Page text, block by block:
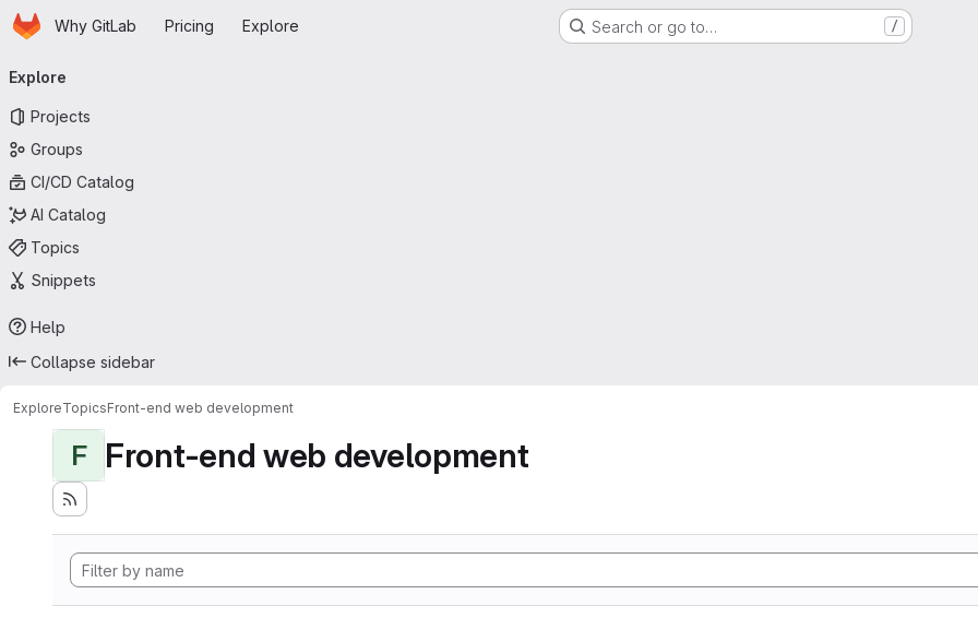
Skip to main content
HomepageWhy GitLab Pricing Explore Search or go to… /
navigation
Explore
Projects
Groups
CI/CD Catalog
AI Catalog
Topics
Snippets
Help
Collapse sidebar
ExploreTopicsFront-end web development
F Front-end web development